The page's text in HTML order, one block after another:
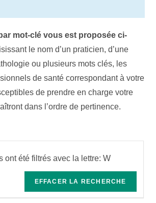
mot-clé vous est proposée ci-
le nom d’un praticien, d’une
ou plusieurs mots clés, les
de santé correspondant à votre
de prendre en charge votre
dans l’ordre de pertinence.
ont été filtrés avec la lettre: W
EFFACER LA RECHERCHE